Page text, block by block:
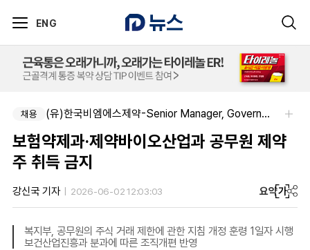
ENG
채용 (유)한국비엠에스제약-Senior Manager, Government Affairs & External Liaison (Permanent)
보험약제과·제약바이오산업과 공무원 제약
주 취득 금지
강신국 기자 2026-06-02 12:03:03 요약가
복지부, 공무원의 주식 거래 제한에 관한 지침 개정 훈령 1일자 시행
보건산업진흥과 분과에 따른 조직개편 반영